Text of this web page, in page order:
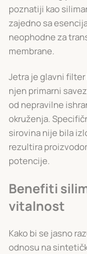
poznatiji kao
zajedno sa
neophodne za
membrane.
Jetra je glavni
njen primarni
od nepravilne
okruženja.
sirovina nije bila
rezultira
potencije.
Benefiti
vitalnost
Kako bi se jasno
odnosu na